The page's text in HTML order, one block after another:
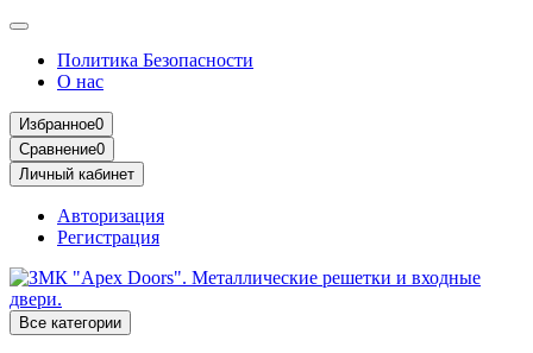
Политика Безопасности
О нас
Избранное0
Сравнение0
Личный кабинет
Авторизация
Регистрация
Все категории